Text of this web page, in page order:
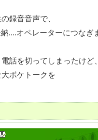
録音音声で、
....オペレーターにつなぎ
話を切ってしまったけど
ボケトークを